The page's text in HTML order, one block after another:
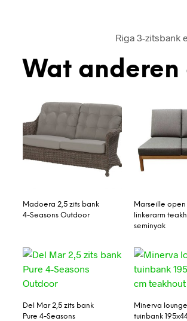
Riga 3-zitsbank
Wat anderen
Madoera 2,5 zits bank
4-Seasons Outdoor
Marseille
linkerarm
seminyak
Del Mar 2,5 zits bank
Pure 4-Seasons
Minerva lounge
tuinbank